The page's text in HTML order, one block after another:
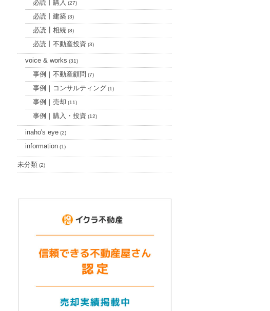
必読丨購入 (27)
必読丨建築 (3)
必読┃相続 (8)
必読丨不動産投資 (3)
voice & works (31)
事例｜不動産顧問 (7)
事例｜コンサルティング (1)
事例｜売却 (11)
事例｜購入・投資 (12)
inaho's eye (2)
information (1)
未分類 (2)